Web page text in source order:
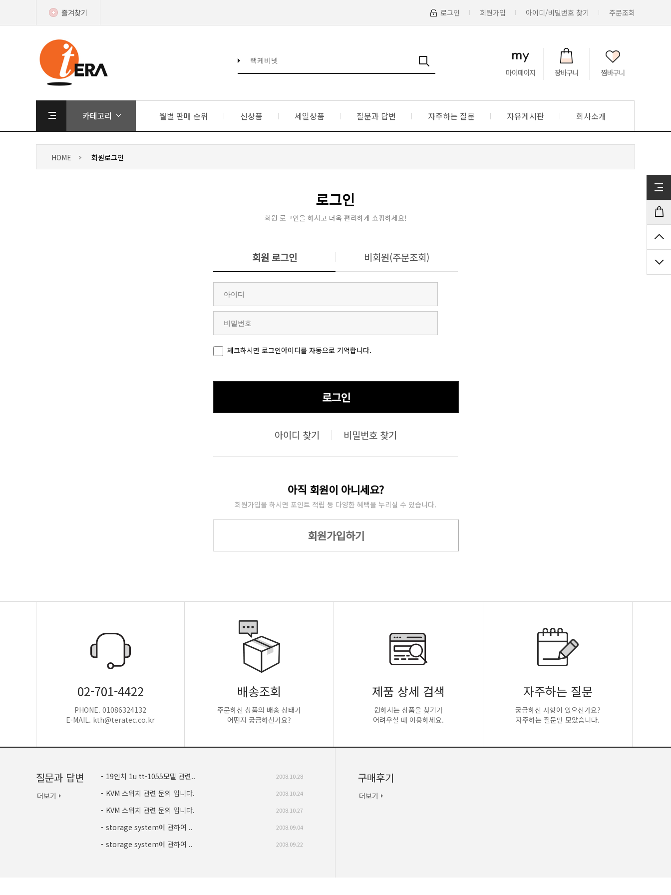
즐겨찾기 로그인 회원가입 아이디/비밀번호 찾기 주문조회
월별 판매 순위 신상품 세일상품 질문과 답변 자주하는 질문 자유게시판 회사소개
HOME 회원로그인
로그인
회원 로그인을 하시고 더욱 편리하게 쇼핑하세요!
회원 로그인 비회원(주문조회)
체크하시면 로그인아이디를 자동으로 기억합니다.
로그인
아이디 찾기 비밀번호 찾기
아직 회원이 아니세요?
회원가입을 하시면 포인트 적립 등 다양한 혜택을 누리실 수 있습니다.
회원가입하기
02-701-4422
PHONE. 01086324132
E-MAIL. kth@teratec.co.kr
배송조회
주문하신 상품의 배송 상태가
어떤지 궁금하신가요?
제품 상세 검색
원하시는 상품을 찾기가
어려우실 때 이용하세요.
자주하는 질문
궁금하신 사항이 있으신가요?
자주하는 질문만 모았습니다.
질문과 답변 - 19인치 1u tt-1055모델 관련.. 2008.10.28
- KVM 스위치 관련 문의 입니다. 2008.10.24
- KVM 스위치 관련 문의 입니다. 2008.10.27
- storage system에 관하여 .. 2008.09.04
- storage system에 관하여 .. 2008.09.22
구매후기